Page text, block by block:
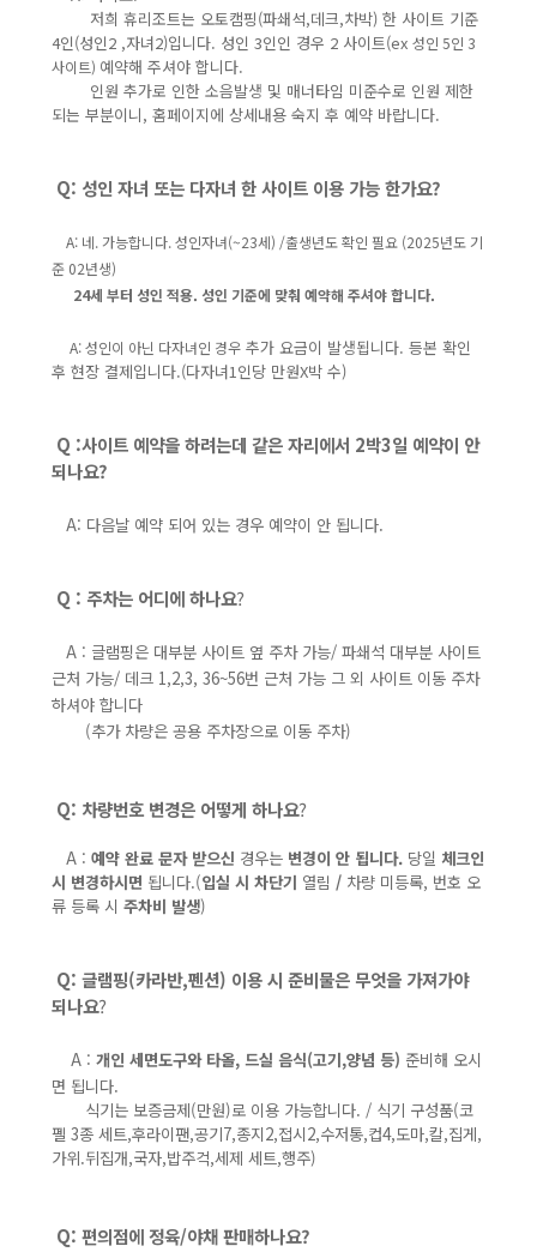
저희 휴리조트는 오토캠핑(파쇄석,데크,차박) 한 사이트 기준
4인(성인2 ,자녀2)입니다. 성인 3인인 경우 2 사이트(ex 성인 5인 3
사이트) 예약해 주셔야 합니다.
인원 추가로 인한 소음발생 및 매너타임 미준수로 인원 제한
되는 부분이니, 홈페이지에 상세내용 숙지 후 예약 바랍니다.
Q: 성인 자녀 또는 다자녀 한 사이트 이용 가능 한가요?
A: 네. 가능합니다. 성인자녀(~23세) /출생년도 확인 필요 (2025년도 기
준 02년생)
24세 부터 성인 적용. 성인 기준에 맞춰 예약해 주셔야 합니다.
A: 성인이 아닌 다자녀인 경우 추가 요금이 발생됩니다. 등본 확인
후 현장 결제입니다.(다자녀1인당 만원X박 수)
Q :사이트 예약을 하려는데 같은 자리에서 2박3일 예약이 안
되나요?
A: 다음날 예약 되어 있는 경우 예약이 안 됩니다.
Q : 주차는 어디에 하나요?
A : 글램핑은 대부분 사이트 옆 주차 가능/ 파쇄석 대부분 사이트
근처 가능/ 데크 1,2,3, 36~56번 근처 가능 그 외 사이트 이동 주차
하셔야 합니다
(추가 차량은 공용 주차장으로 이동 주차)
Q: 차량번호 변경은 어떻게 하나요?
A : 예약 완료 문자 받으신 경우는 변경이 안 됩니다. 당일 체크인
시 변경하시면 됩니다.(입실 시 차단기 열림 / 차량 미등록, 번호 오
류 등록 시 주차비 발생)
Q: 글램핑(카라반,펜션) 이용 시 준비물은 무엇을 가져가야
되나요?
A : 개인 세면도구와 타올, 드실 음식(고기,양념 등) 준비해 오시
면 됩니다.
식기는 보증금제(만원)로 이용 가능합니다. / 식기 구성품(코
펠 3종 세트,후라이팬,공기7,종지2,접시2,수저통,컵4,도마,칼,집게,
가위.뒤집개,국자,밥주걱,세제 세트,행주)
Q: 편의점에 정육/야채 판매하나요?